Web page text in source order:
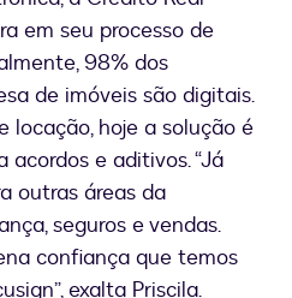
em seu processo de
98% dos
de imóveis são digitais.
locação, hoje a solução é
e aditivos. “Já
outras áreas da
seguros e vendas.
confiança que temos
exalta Priscila.